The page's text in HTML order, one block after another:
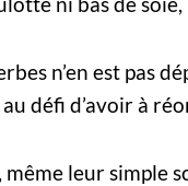
n’en est pas
défi d’avoir à
même leur simple